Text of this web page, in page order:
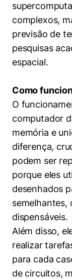
complexos,
previsão de
pesquisas
espacial.
Como
O
computador
memória e
diferença,
podem ser
porque eles
desenhados
semelhantes,
dispensáveis.
Além disso,
realizar
para cada
de circuitos,